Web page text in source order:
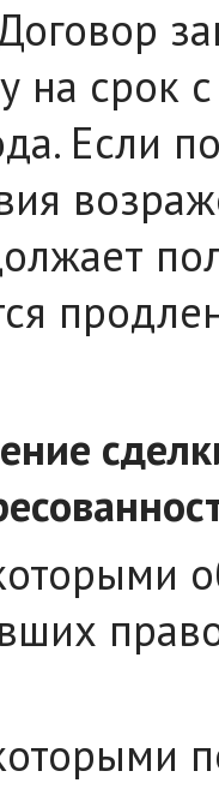
на срок
Если